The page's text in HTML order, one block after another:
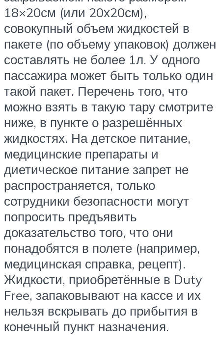
18×20см (или 20х20см),
совокупный объем жидкостей в
пакете (по объему упаковок) должен
составлять не более 1л. У одного
пассажира может быть только один
такой пакет. Перечень того, что
можно взять в такую тару смотрите
ниже, в пункте о разрешённых
жидкостях. На детское питание,
медицинские препараты и
диетическое питание запрет не
распространяется, только
сотрудники безопасности могут
попросить предъявить
доказательство того, что они
понадобятся в полете (например,
медицинская справка, рецепт).
Жидкости, приобретённые в Duty
Free, запаковывают на кассе и их
нельзя вскрывать до прибытия в
конечный пункт назначения.